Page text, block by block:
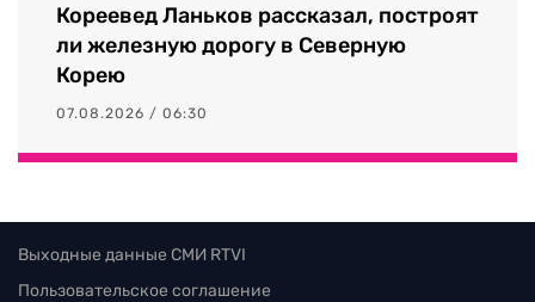
Кореевед Ланьков рассказал, построят
ли железную дорогу в Северную
Корею
07.08.2026 / 06:30
Выходные данные СМИ RTVI
Пользовательское соглашение